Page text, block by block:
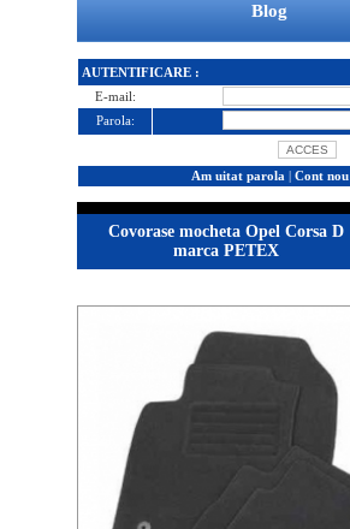
Blog
AUTENTIFICARE :
E-mail:
Parola:
Am uitat parola | Cont nou
Covorase mocheta Opel Corsa D
marca PETEX